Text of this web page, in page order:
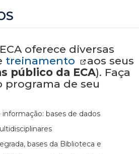
oferece diversas
treinamento
aos seus
público da ECA). Faça
programa de seu
bases de dados
bases da Biblioteca e